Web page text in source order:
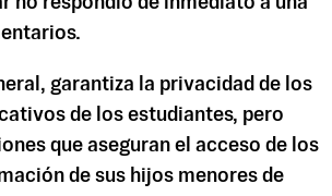
garantiza la privacidad de los
de los estudiantes, pero
que aseguran el acceso de los
de sus hijos menores de